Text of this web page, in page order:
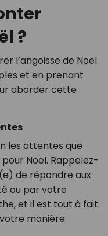
?
l’angoisse de Noël
et en prenant
aborder cette
les attentes que
Noël. Rappelez-
de répondre aux
ou par votre
et il est tout à fait
manière.